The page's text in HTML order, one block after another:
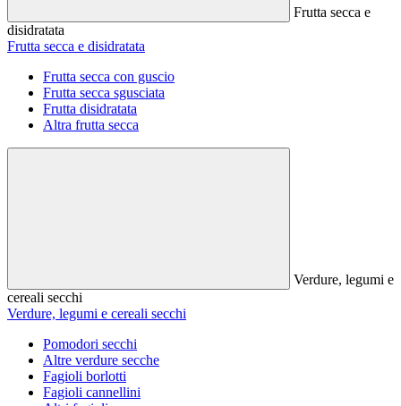
Frutta secca e
disidratata
Frutta secca e disidratata
Frutta secca con guscio
Frutta secca sgusciata
Frutta disidratata
Altra frutta secca
Verdure, legumi e
cereali secchi
Verdure, legumi e cereali secchi
Pomodori secchi
Altre verdure secche
Fagioli borlotti
Fagioli cannellini